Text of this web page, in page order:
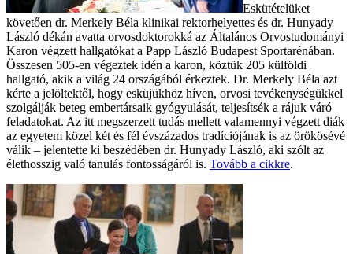
Eskütételüket
követően dr. Merkely Béla klinikai rektorhelyettes és dr. Hunyady
László dékán avatta orvosdoktorokká az Általános Orvostudományi
Karon végzett hallgatókat a Papp László Budapest Sportarénában.
Összesen 505-en végeztek idén a karon, köztük 205 külföldi
hallgató, akik a világ 24 országából érkeztek. Dr. Merkely Béla azt
kérte a jelöltektől, hogy esküjükhöz híven, orvosi tevékenységükkel
szolgálják beteg embertársaik gyógyulását, teljesítsék a rájuk váró
feladatokat. Az itt megszerzett tudás mellett valamennyi végzett diák
az egyetem közel két és fél évszázados tradíciójának is az örökösévé
válik – jelentette ki beszédében dr. Hunyady László, aki szólt az
élethosszig való tanulás fontosságáról is. Tovább a cikkre.